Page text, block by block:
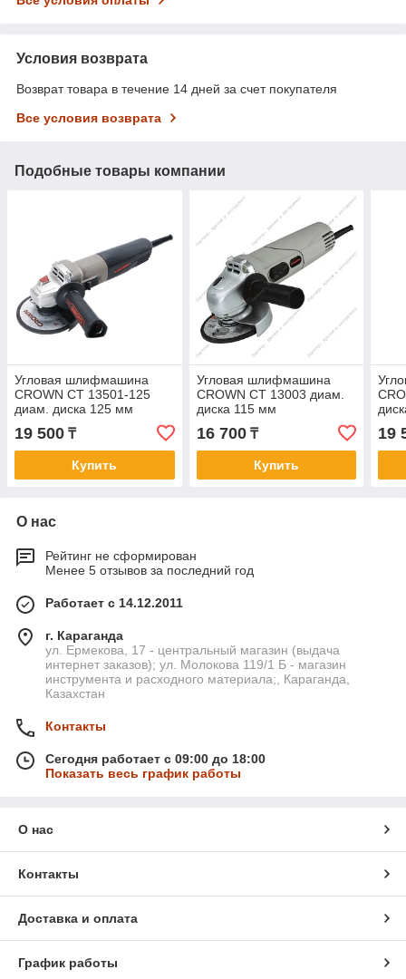
Условия возврата
Возврат товара в течение 14 дней за счет покупателя
Все условия возврата
Подобные товары компании
Угловая шлифмашина
CROWN CT 13501-125
диам. диска 125 мм
19 500 ₸
Купить
Угловая шлифмашина
CROWN CT 13003 диам.
диска 115 мм
16 700₸
Купить
19
О нас
Рейтинг не сформирован
Менее 5 отзывов за последний год
Работает с 14.12.2011
г. Караганда
ул. Ермекова, 17 - центральный магазин (выдача
интернет заказов); ул. Молокова 119/1 Б - магазин
инструмента и расходного материала;, Караганда,
Казахстан
Контакты
Сегодня работает с 09:00 до 18:00
Показать весь график работы
О нас
Контакты
Доставка и оплата
График работы